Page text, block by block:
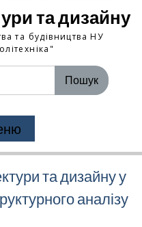
та дизайну
та будівництва НУ
та дизайну у
аналізу